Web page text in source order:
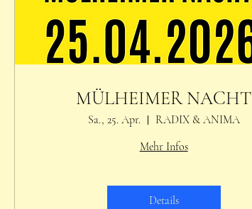
MÜLHEIMER NACHT
Sa., 25. Apr.
RADIX & ANIMA
Mehr Infos
Details